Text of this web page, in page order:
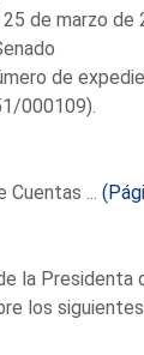
de marzo de
de
000109).
Cuentas ...
la Presidenta
los